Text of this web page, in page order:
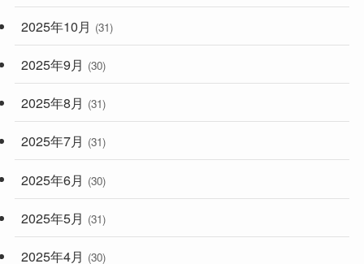
2025年10月 (31)
2025年9月 (30)
2025年8月 (31)
2025年7月 (31)
2025年6月 (30)
2025年5月 (31)
2025年4月 (30)